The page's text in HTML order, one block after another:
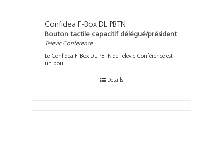
Confidea F-Box DL PBTN
Bouton tactile capacitif délégué/président
Televic Conference
Le Confidea F-Box DL PBTN de Televic Conférence est
un bou . . .
Détails